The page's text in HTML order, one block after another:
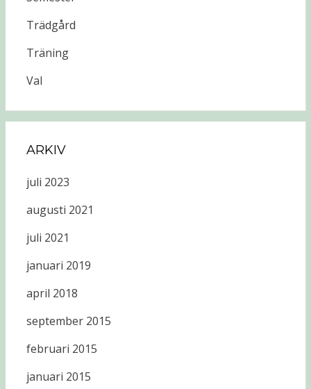
Trädgård
Träning
Val
ARKIV
juli 2023
augusti 2021
juli 2021
januari 2019
april 2018
september 2015
februari 2015
januari 2015